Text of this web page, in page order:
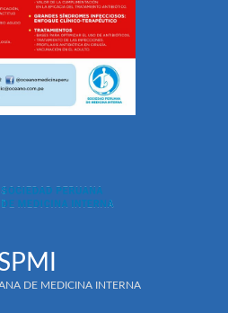
DE MEDICINA INTERNA